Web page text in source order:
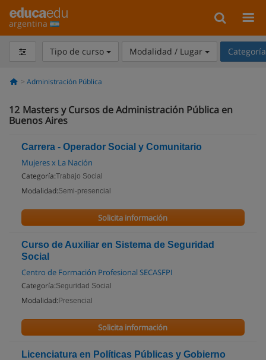
argentina
Tipo de curso Modalidad / Lugar
Administración Pública
12 Masters y Cursos de Administración Pública en
Buenos Aires
Carrera - Operador Social y Comunitario
Mujeres x La Nación
Categoría:Trabajo Social
Modalidad:Semi-presencial
Solicita información
Curso de Auxiliar en Sistema de Seguridad
Social
Centro de Formación Profesional SECASFPI
Categoría:Seguridad Social
Modalidad: Presencial
Solicita información
Licenciatura en Políticas Públicas y Gobierno